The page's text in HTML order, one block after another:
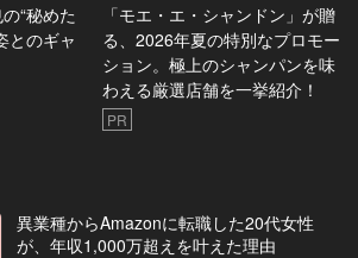
“秘めた
とのギャ
「モエ・エ・シャンドン」が贈
る、2026年夏の特別なプロモー
ション。極上のシャンパンを味
わえる厳選店舗を一挙紹介！
PR
異業種からAmazonに転職した20代女性
が、年収1,000万超えを叶えた理由